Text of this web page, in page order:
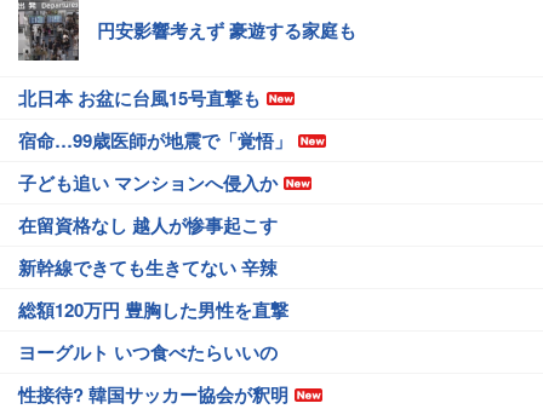
円安影響考えず 豪遊する家庭も
北日本 お盆に台風15号直撃も
宿命…99歳医師が地震で「覚悟」
子ども追い マンションへ侵入か
在留資格なし 越人が惨事起こす
新幹線できても生きてない 辛辣
総額120万円 豊胸した男性を直撃
ヨーグルト いつ食べたらいいの
性接待? 韓国サッカー協会が釈明